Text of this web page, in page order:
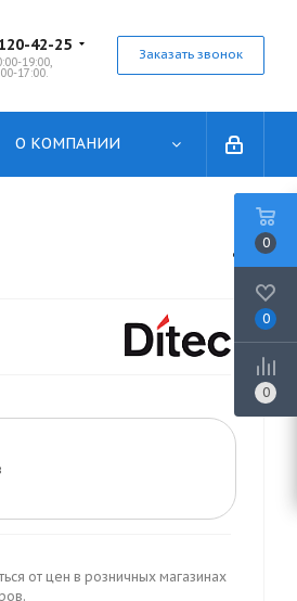
42-25
19:00,
17:00.
Заказать звонок
О КОМПАНИИ
от цен в розничных магазинах
0
0
0